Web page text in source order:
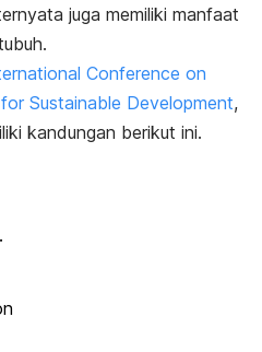
juga memiliki manfaat
Conference on
Sustainable Development,
kandungan berikut ini.